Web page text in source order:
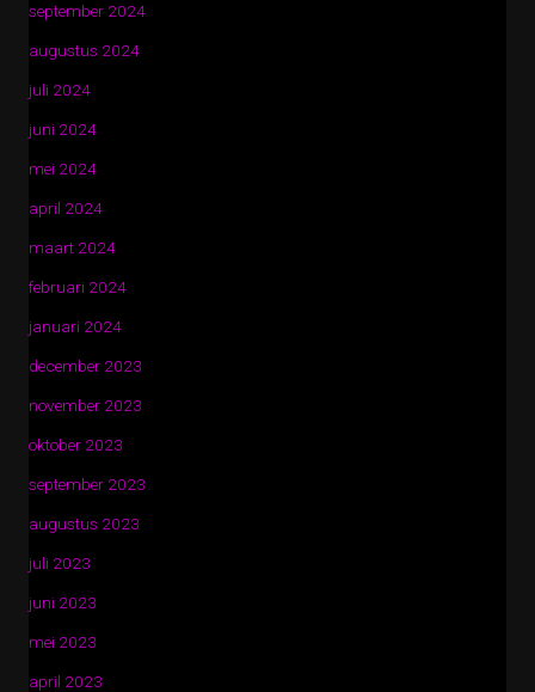
september 2024
augustus 2024
juli 2024
juni 2024
mei 2024
april 2024
maart 2024
februari 2024
januari 2024
december 2023
november 2023
oktober 2023
september 2023
augustus 2023
juli 2023
juni 2023
mei 2023
april 2023